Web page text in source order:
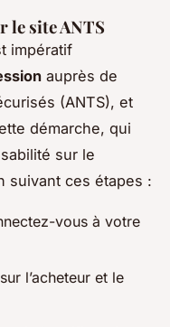
le site ANTS
impératif
auprès de
(ANTS), et
démarche, qui
sur le
suivant ces étapes :
vous à votre
l’acheteur et le